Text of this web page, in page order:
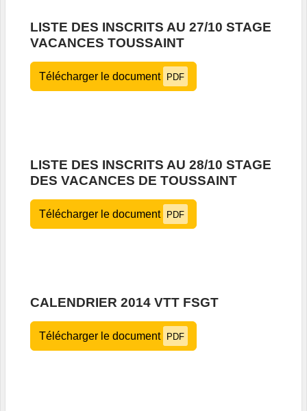
LISTE DES INSCRITS AU 27/10 STAGE
VACANCES TOUSSAINT
Télécharger le document PDF
LISTE DES INSCRITS AU 28/10 STAGE
DES VACANCES DE TOUSSAINT
Télécharger le document PDF
CALENDRIER 2014 VTT FSGT
Télécharger le document PDF